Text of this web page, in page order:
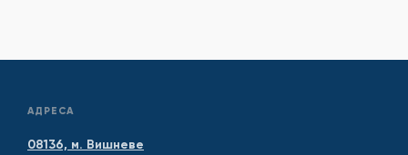
АДРЕСА
08136, м. Вишневе